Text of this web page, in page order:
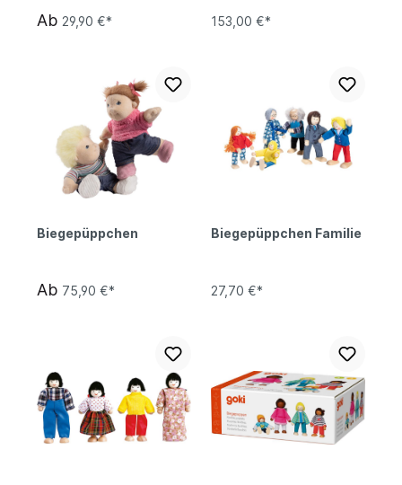
Ab 29,90 €* 153,00 €*
Biegepüppchen
Ab 75,90 €*
Biegepüppchen Familie
27,70 €*